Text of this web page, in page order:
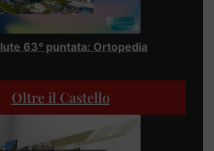
63° puntata: Ortopedia
Oltre il Castello